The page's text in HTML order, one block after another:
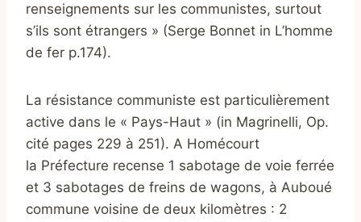
renseignements sur les communistes, surtout
s’ils sont étrangers » (Serge Bonnet in L’homme
de fer p.174).
La résistance communiste est particulièrement
active dans le « Pays-Haut » (in Magrinelli, Op.
cité pages 229 à 251). A Homécourt
la Préfecture recense 1 sabotage de voie ferrée
et 3 sabotages de freins de wagons, à Auboué
commune voisine de deux kilomètres : 2